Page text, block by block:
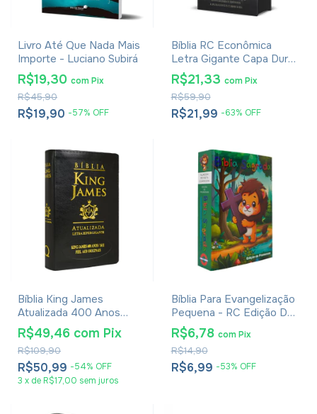
Livro Até Que Nada Mais
Importe - Luciano Subirá
R$19,90 -57% OFF
R$45,90
R$19,30 comPix
Bíblia RC Econômica
Letra Gigante Capa Dura
Com Harpa E Corinhos
Leão Rei dos Reis
R$21,99 -63% OFF
R$59,90
R$21,33 com Pix
Bíblia King James
Atualizada 400 Anos
Letra Hipergigante -
Média Luxo Preta
R$50,99 -54% OFF
R$109,90
R$49,46 com Pix
3 x de R$17,00 sem juros
Bíblia Para Evangelização
Pequena - RC Edição De
Promessas - Capa
Infantil
R$6,99 -53% OFF
R$14,90
R$6,78 com Pix